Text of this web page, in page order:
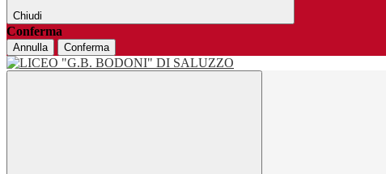
Chiudi
Conferma
Annulla Conferma